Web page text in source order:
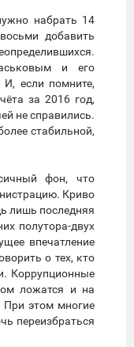
набрать 14
добавить
и его
И, если помните,
за 2016 год,
не справились.
стабильной,
фон, что
Криво
лишь последняя
полутора-двух
впечатление
о тех, кто
Коррупционные
ложатся и на
При этом многие
переизбраться